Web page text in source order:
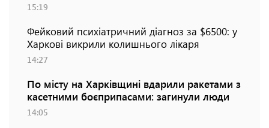
15:19
Фейковий психіатричний діагноз за $6500: у
Харкові викрили колишнього лікаря
14:27
По місту на Харківщині вдарили ракетами з
касетними боєприпасами: загинули люди
14:05